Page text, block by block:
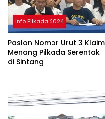
Info Pilkada 2024
Paslon Nomor Urut 3 Klaim
Menang Pilkada Serentak
di Sintang